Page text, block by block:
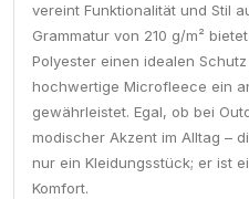
vereint Funktionalität und Stil
Grammatur von 210 g/m²
Polyester einen idealen
hochwertige Microfleece ein
gewährleistet. Egal, ob bei
modischer Akzent im Alltag –
nur ein Kleidungsstück; er ist
Komfort.